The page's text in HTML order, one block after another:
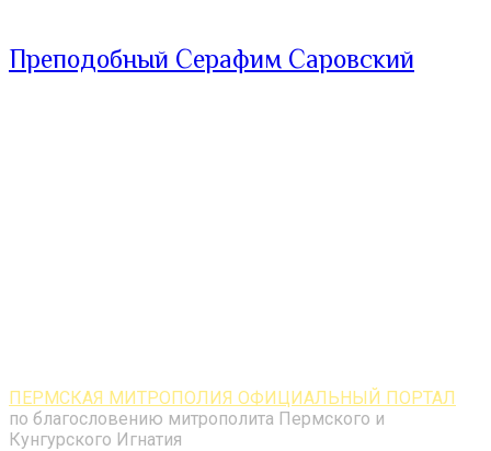
Преподобный Серафим Саровский
ПЕРМСКАЯ МИТРОПОЛИЯ ОФИЦИАЛЬНЫЙ ПОРТАЛ
по благословению митрополита Пермского и
Кунгурского Игнатия